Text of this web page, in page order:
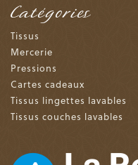
Catégories
Tissus
Mercerie
Pressions
Cartes cadeaux
Tissus lingettes lavables
Tissus couches lavables